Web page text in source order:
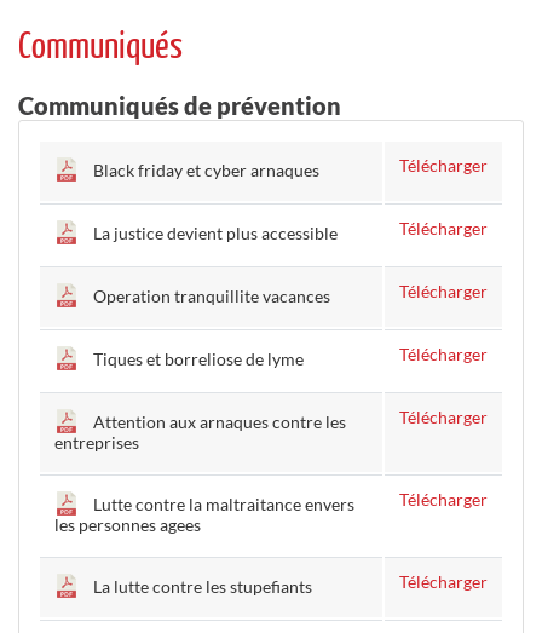
Communiqués
Communiqués de prévention
Black friday et cyber arnaques Télécharger
La justice devient plus accessible Télécharger
Operation tranquillite vacances Télécharger
Tiques et borreliose de lyme Télécharger
Attention aux arnaques contre les
entreprises
Télécharger
Lutte contre la maltraitance envers
les personnes agees
Télécharger
La lutte contre les stupefiants Télécharger